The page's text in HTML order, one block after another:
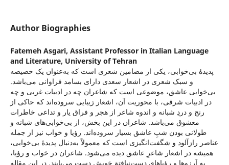
Author Biographies
Fatemeh Asgari, Assistant Professor in Italian Language
and Literature, University of Tehran
پدیدۀ بی‌خوابی، یکی از مضامین شعری است که به‌عنوان یک خصیصه
و سبک شعری در اشعار سعدی دارای بسامد فراوانی می‌باشد.
بی‌خوابی عاشق، موضوعی است که شاعران چه در ادبیات غربی و چه
در ادبیات شرقی، با محوریت آن، اشعار زیبایی سروده‌اند که حاکی از
رنج و دردِ شبانه و اندوه شاعر از هجر و فراق یار و تداعی خاطرات
معشوق می‌باشد. شاعران در این بخش، از بی‌خوابی‌های شبانه و
طولانی بودن شبِ عاشق بسیار سروده‌اند. رؤیا و خواب نیز از جمله
عناصر راز‌آلود و شگفت‌انگیزی است که معمولاً به‌‌دنبال پدیدۀ بی‌خوابی،
همیشه در اشعار شاعرِ عاشق دیده می‌شود. شاعران در خواب و رؤیا،
به آرزوها و رؤیاهایِ دست‌نیافتة خویش دست می‌یابند. در این مقاله